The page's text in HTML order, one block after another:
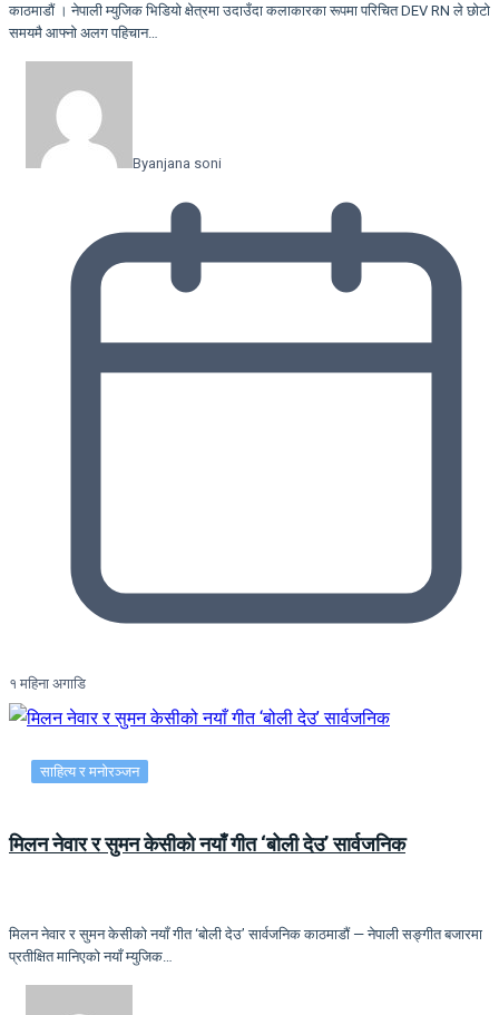
काठमाडौं । नेपाली म्युजिक भिडियो क्षेत्रमा उदाउँदा कलाकारका रूपमा परिचित DEV RN ले छोटो
समयमै आफ्नो अलग पहिचान…
Byanjana soni
१ महिना अगाडि
साहित्य र मनोरञ्जन
मिलन नेवार र सुमन केसीको नयाँ गीत ‘बोली देउ’ सार्वजनिक
मिलन नेवार र सुमन केसीको नयाँ गीत ‘बोली देउ’ सार्वजनिक काठमाडौं — नेपाली सङ्गीत बजारमा
प्रतीक्षित मानिएको नयाँ म्युजिक…